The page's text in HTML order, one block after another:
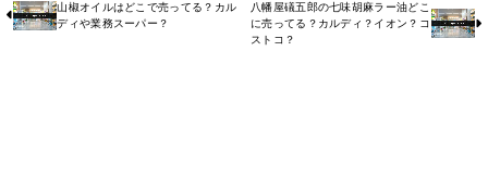
山椒オイルはどこで売ってる？カル
ディや業務スーパー？
八幡屋礒五郎の七味胡麻ラー油どこ
に売ってる？カルディ？イオン？コ
ストコ？